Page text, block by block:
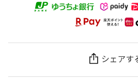
シェアす